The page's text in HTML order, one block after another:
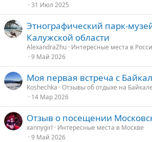
31 Июл 2025
Этнографический парк-
Калужской области
AlexandraZhu Интересные места в
9 Май 2026
Моя первая встреча с
Koshechka Отзывы об отдыхе на Байкале
14 Мар 2026
Отзыв о посещении
xannygirl
Интересные места в Москве
9 Май 2026